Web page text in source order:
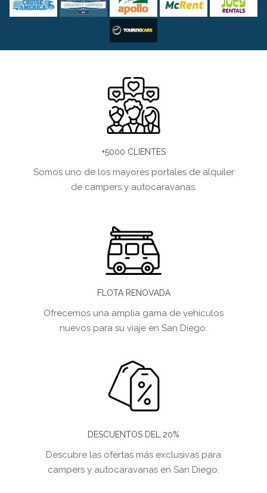
+5000 CLIENTES
Somos uno de los mayores portales de alquiler
de campers y autocaravanas.
FLOTA RENOVADA
Ofrecemos una amplia gama de vehículos
nuevos para su viaje en San Diego.
DESCUENTOS DEL 20%
Descubre las ofertas más exclusivas para
campers y autocaravanas en San Diego.